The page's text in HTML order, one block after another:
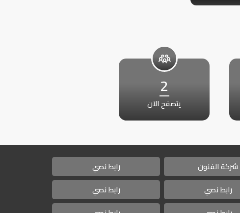
2
يتصفح الآن
شركة الفنون
رابط نصي
رابط نصي
رابط نصي